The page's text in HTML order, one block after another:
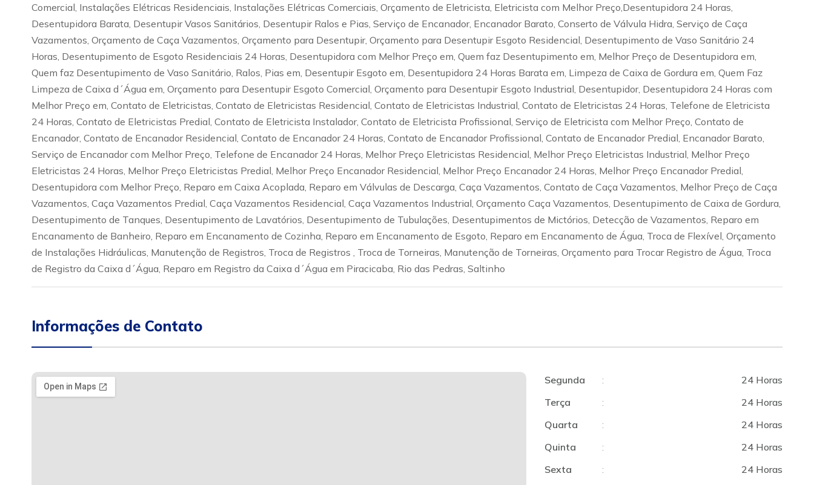
Comercial, Instalações Elétricas Residenciais, Instalações Elétricas Comerciais, Orçamento de Eletricista, Eletricista com Melhor Preço,Desentupidora 24 Horas,
Desentupidora Barata, Desentupir Vasos Sanitários, Desentupir Ralos e Pias, Serviço de Encanador, Encanador Barato, Conserto de Válvula Hidra, Serviço de Caça
Vazamentos, Orçamento de Caça Vazamentos, Orçamento para Desentupir, Orçamento para Desentupir Esgoto Residencial, Desentupimento de Vaso Sanitário 24
Horas, Desentupimento de Esgoto Residenciais 24 Horas, Desentupidora com Melhor Preço em, Quem faz Desentupimento em, Melhor Preço de Desentupidora em,
Quem faz Desentupimento de Vaso Sanitário, Ralos, Pias em, Desentupir Esgoto em, Desentupidora 24 Horas Barata em, Limpeza de Caixa de Gordura em, Quem Faz
Limpeza de Caixa d´Água em, Orçamento para Desentupir Esgoto Comercial, Orçamento para Desentupir Esgoto Industrial, Desentupidor, Desentupidora 24 Horas com
Melhor Preço em, Contato de Eletricistas, Contato de Eletricistas Residencial, Contato de Eletricistas Industrial, Contato de Eletricistas 24 Horas, Telefone de Eletricista
24 Horas, Contato de Eletricistas Predial, Contato de Eletricista Instalador, Contato de Eletricista Profissional, Serviço de Eletricista com Melhor Preço, Contato de
Encanador, Contato de Encanador Residencial, Contato de Encanador 24 Horas, Contato de Encanador Profissional, Contato de Encanador Predial, Encanador Barato,
Serviço de Encanador com Melhor Preço, Telefone de Encanador 24 Horas, Melhor Preço Eletricistas Residencial, Melhor Preço Eletricistas Industrial, Melhor Preço
Eletricistas 24 Horas, Melhor Preço Eletricistas Predial, Melhor Preço Encanador Residencial, Melhor Preço Encanador 24 Horas, Melhor Preço Encanador Predial,
Desentupidora com Melhor Preço, Reparo em Caixa Acoplada, Reparo em Válvulas de Descarga, Caça Vazamentos, Contato de Caça Vazamentos, Melhor Preço de Caça
Vazamentos, Caça Vazamentos Predial, Caça Vazamentos Residencial, Caça Vazamentos Industrial, Orçamento Caça Vazamentos, Desentupimento de Caixa de Gordura,
Desentupimento de Tanques, Desentupimento de Lavatórios, Desentupimento de Tubulações, Desentupimentos de Mictórios, Detecção de Vazamentos, Reparo em
Encanamento de Banheiro, Reparo em Encanamento de Cozinha, Reparo em Encanamento de Esgoto, Reparo em Encanamento de Água, Troca de Flexível, Orçamento
de Instalações Hidráulicas, Manutenção de Registros, Troca de Registros , Troca de Torneiras, Manutenção de Torneiras, Orçamento para Trocar Registro de Água, Troca
de Registro da Caixa d´Água, Reparo em Registro da Caixa d´Água em Piracicaba, Rio das Pedras, Saltinho
Informações de Contato
Segunda :
24 Horas
Terça
:
24 Horas
Quarta
:
24 Horas
Quinta
:
24 Horas
Sexta
:
24 Horas